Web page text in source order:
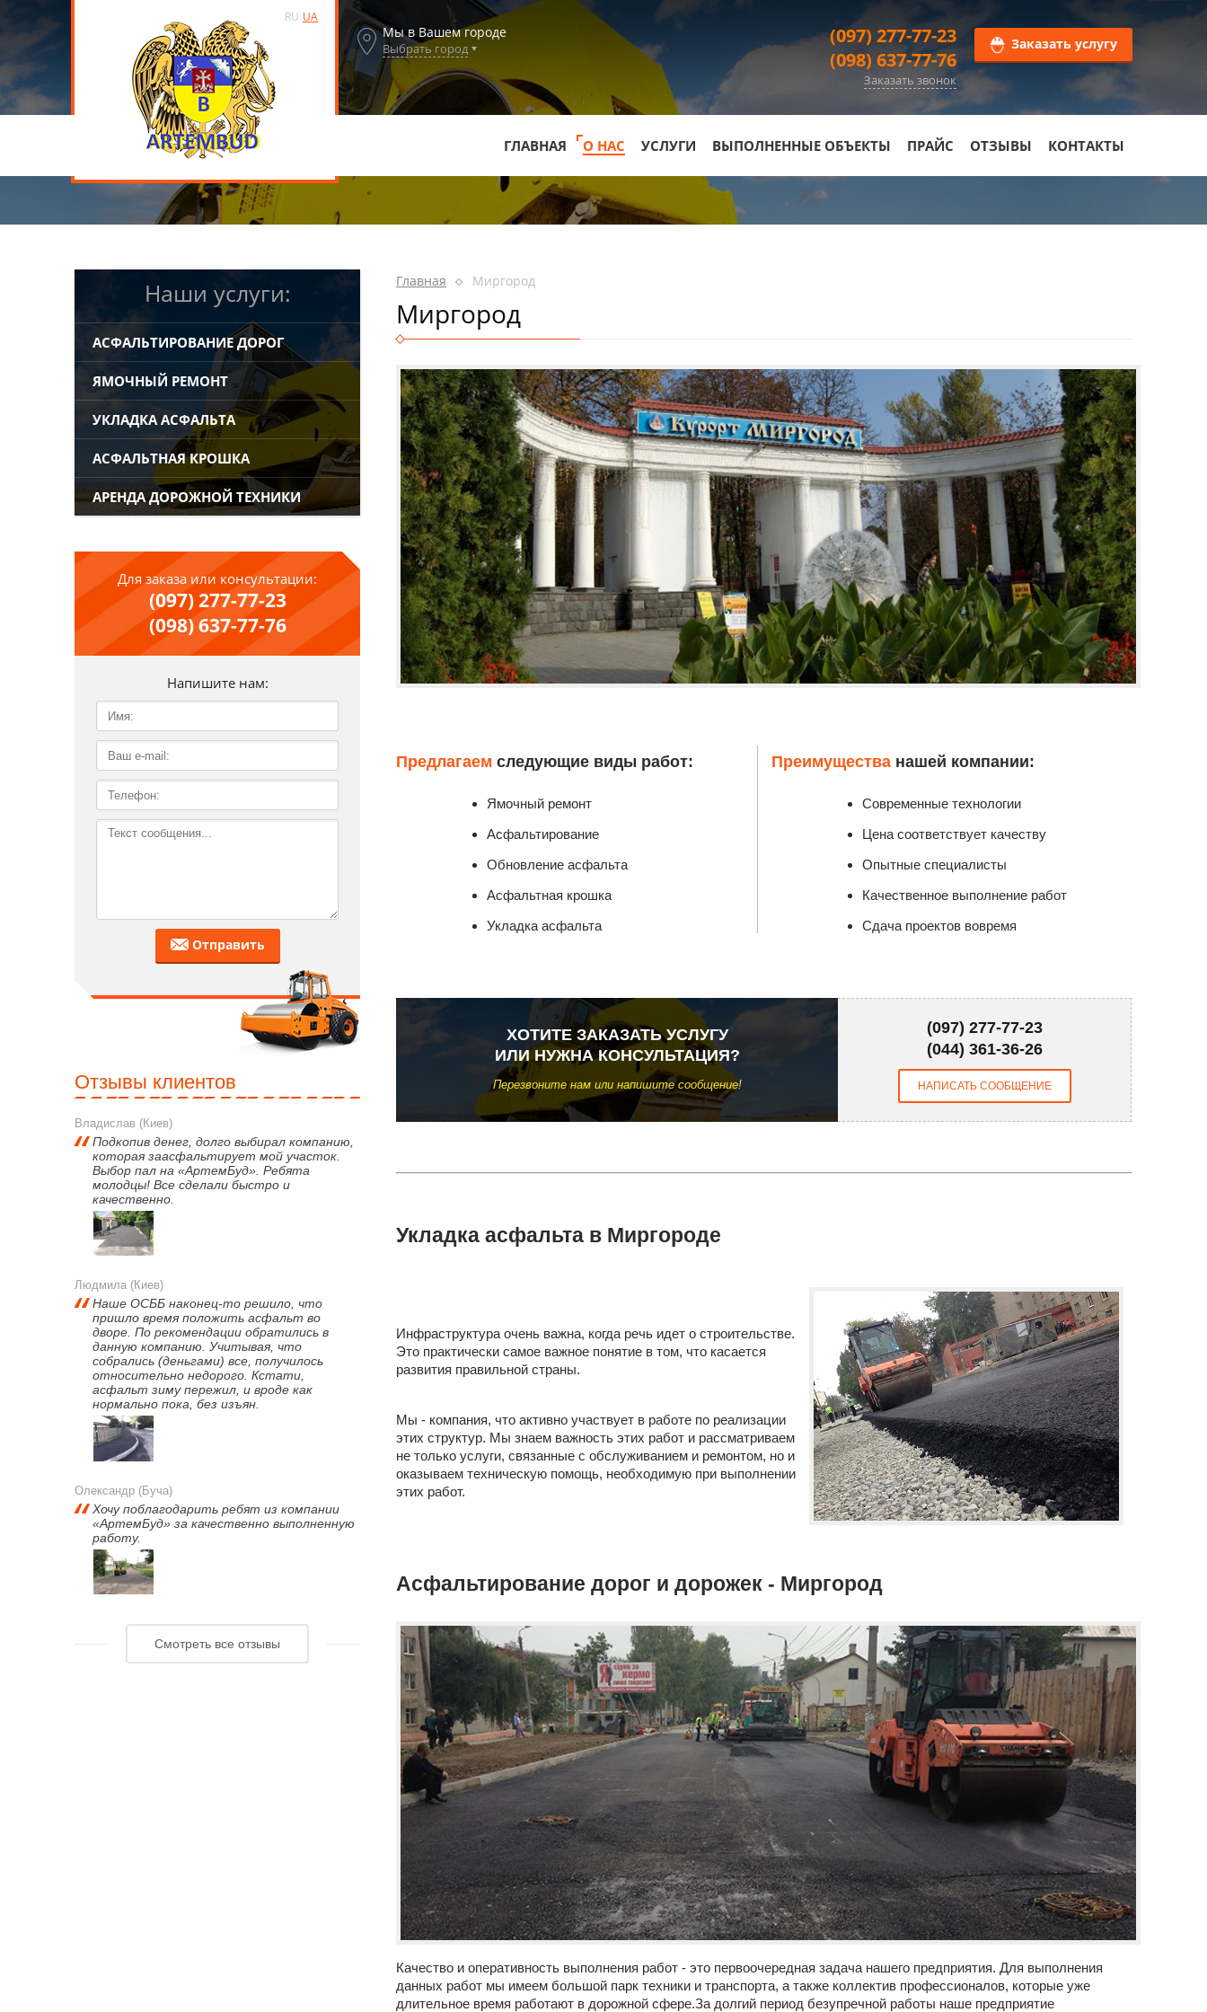
RU UA
Мы в Вашем городе
Выбрать город Заказать услугу
(097) 277-77-23
(098) 637-77-76
Заказать звонок
ГЛАВНАЯ О НАС УСЛУГИ ВЫПОЛНЕННЫЕ ОБЪЕКТЫ ПРАЙС ОТЗЫВЫ КОНТАКТЫ
Главная Миргород
Миргород
Предлагаем следующие виды работ:
Ямочный ремонт
Асфальтирование
Обновление асфальта
Асфальтная крошка
Укладка асфальта
Преимущества нашей компании:
Современные технологии
Цена соответствует качеству
Опытные специалисты
Качественное выполнение работ
Cдача проектов вовремя
ХОТИТЕ ЗАКАЗАТЬ УСЛУГУ
ИЛИ НУЖНА КОНСУЛЬТАЦИЯ?
Перезвоните нам или напишите сообщение!
(097) 277-77-23
(044) 361-36-26
НАПИСАТЬ СООБЩЕНИЕ
Укладка асфальта в Миргороде
Инфраструктура очень важна, когда речь идет о строительстве.
Это практически самое важное понятие в том, что касается
развития правильной страны.
Мы - компания, что активно участвует в работе по реализации
этих структур. Мы знаем важность этих работ и рассматриваем
не только услуги, связанные с обслуживанием и ремонтом, но и
оказываем техническую помощь, необходимую при выполнении
этих работ.
Асфальтирование дорог и дорожек - Миргород
Качество и оперативность выполнения работ - это первоочередная задача нашего предприятия. Для выполнения
данных работ мы имеем большой парк техники и транспорта, а также коллектив профессионалов, которые уже
длительное время работают в дорожной сфере.За долгий период безупречной работы наше предприятие
Наши услуги:
АСФАЛЬТИРОВАНИЕ ДОРОГ
ЯМОЧНЫЙ РЕМОНТ
УКЛАДКА АСФАЛЬТА
АСФАЛЬТНАЯ КРОШКА
АРЕНДА ДОРОЖНОЙ ТЕХНИКИ
Для заказа или консультации:
(097) 277-77-23
(098) 637-77-76
Напишите нам:
Отправить
Отзывы клиентов
Владислав (Киев)
Подкопив денег, долго выбирал компанию,
которая заасфальтирует мой участок.
Выбор пал на «АртемБуд». Ребята
молодцы! Все сделали быстро и
качественно.
Людмила (Киев)
Наше ОСББ наконец-то решило, что
пришло время положить асфальт во
дворе. По рекомендации обратились в
данную компанию. Учитывая, что
собрались (деньгами) все, получилось
относительно недорого. Кстати,
асфальт зиму пережил, и вроде как
нормально пока, без изъян.
Олександр (Буча)
Хочу поблагодарить ребят из компании
«АртемБуд» за качественно выполненную
работу.
Смотреть все отзывы